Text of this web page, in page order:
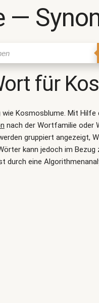
―
für
wieKosmosblume. Mit Hilfe
nach der Wortfamilie oder
gruppiert angezeigt,
kann jedoch im
durch eine